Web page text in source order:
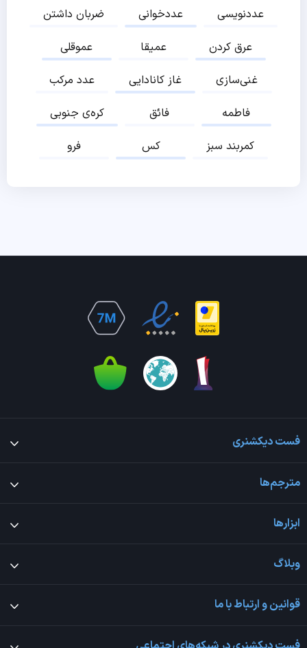
ضربان داشتن
عددخوانی
عددنویسی
عموقلی
عمیقا
عرق کردن
عدد مرکب
غاز کانادایی
غنی‌سازی
کره‌ی جنوبی
فائق
فاطمه
فرو
کس کمربند سبز
فست دیکشنری
مترجم‌ها
ابزارها
وبلاگ
قوانین و ارتباط با ما